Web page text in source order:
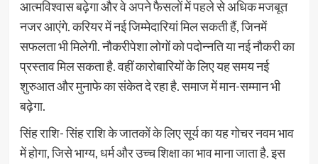
आत्मविश्वास बढ़ेगा और वे अपने फैसलों में पहले से अधिक मजबूत
नजर आएंगे. करियर में नई जिम्मेदारियां मिल सकती हैं, जिनमें
सफलता भी मिलेगी. नौकरीपेशा लोगों को पदोन्नति या नई नौकरी का
प्रस्ताव मिल सकता है. वहीं कारोबारियों के लिए यह समय नई
शुरुआत और मुनाफे का संकेत दे रहा है. समाज में मान-सम्मान भी
बढ़ेगा.
सिंह राशि- सिंह राशि के जातकों के लिए सूर्य का यह गोचर नवम भाव
में होगा, जिसे भाग्य, धर्म और उच्च शिक्षा का भाव माना जाता है. इस